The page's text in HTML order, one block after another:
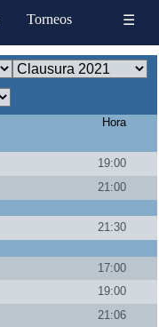
Torneos ☰
Hora
19:00
21:00
21:30
17:00
19:00
21:06